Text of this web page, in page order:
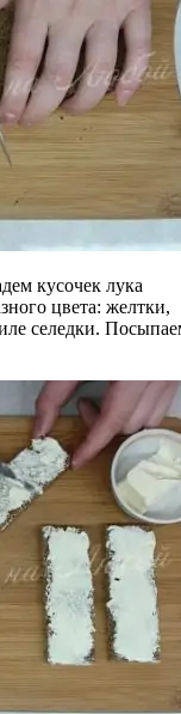
кусочек лука
цвета: желтки,
селедки.